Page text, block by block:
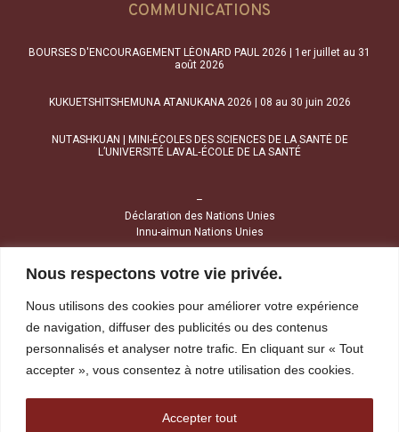
Nous respectons votre vie privée.
Nous utilisons des cookies pour améliorer votre expérience
de navigation, diffuser des publicités ou des contenus
personnalisés et analyser notre trafic. En cliquant sur « Tout
accepter », vous consentez à notre utilisation des cookies.
Accepter tout
COMMUNICATIONS
BOURSES D'ENCOURAGEMENT LÉONARD PAUL 2026 | 1er juillet au 31
août 2026
KUKUETSHITSHEMUNA ATANUKANA 2026 | 08 au 30 juin 2026
NUTASHKUAN | MINI-ÉCOLES DES SCIENCES DE LA SANTÉ DE
L’UNIVERSITÉ LAVAL‑ÉCOLE DE LA SANTÉ
–
Déclaration des Nations Unies
Innu-aimun Nations Unies
NOUS JOINDRE
1034, avenue Brochu
Tél :418 968-4424
Télécopieur :418 968-1841